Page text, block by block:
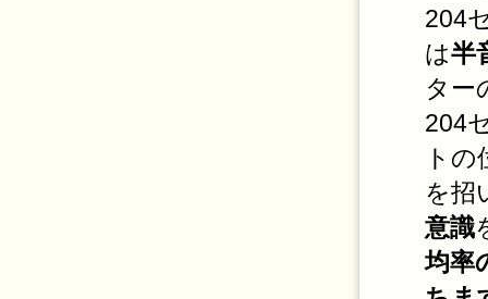
204
は半
ター
204
ト
を招
意識
均率